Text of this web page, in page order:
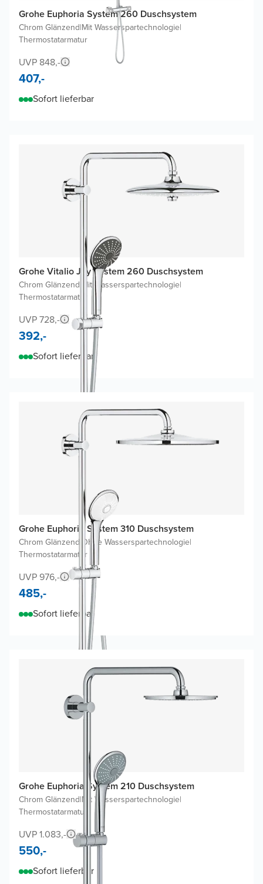
Grohe Euphoria System 260 Duschsystem
Chrom Glänzend|Mit Wasserspartechnologie|
Thermostatarmatur
UVP 848,-
407,-
Sofort lieferbar
Grohe Vitalio Joy System 260 Duschsystem
Chrom Glänzend Mit Wasserspartechnologie|
Thermostatarmatur
UVP 728,-
392,-
Sofort lieferbar
Grohe Euphoria System 310 Duschsystem
Chrom Glänzend Ohne Wasserspartechnologie|
Thermostatarmatur
UVP 976,-
485,-
Sofort lieferbar
Grohe Euphoria System 210 Duschsystem
Chrom Glänzend|Mit Wasserspartechnologie|
Thermostatarmatur
UVP 1.083,-
550,-
Sofort lieferbar